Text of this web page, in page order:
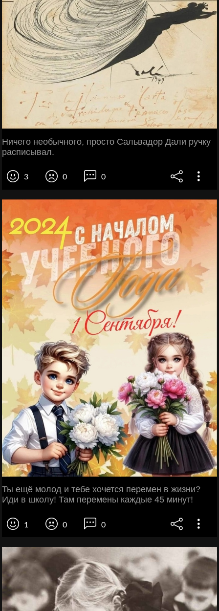
Ничего необычного, просто Сальвадор Дали ручку
расписывал.
3 0 0
Ты ещё молод и тебе хочется перемен в жизни?
Иди в школу! Там перемены каждые 45 минут!
1 0 0